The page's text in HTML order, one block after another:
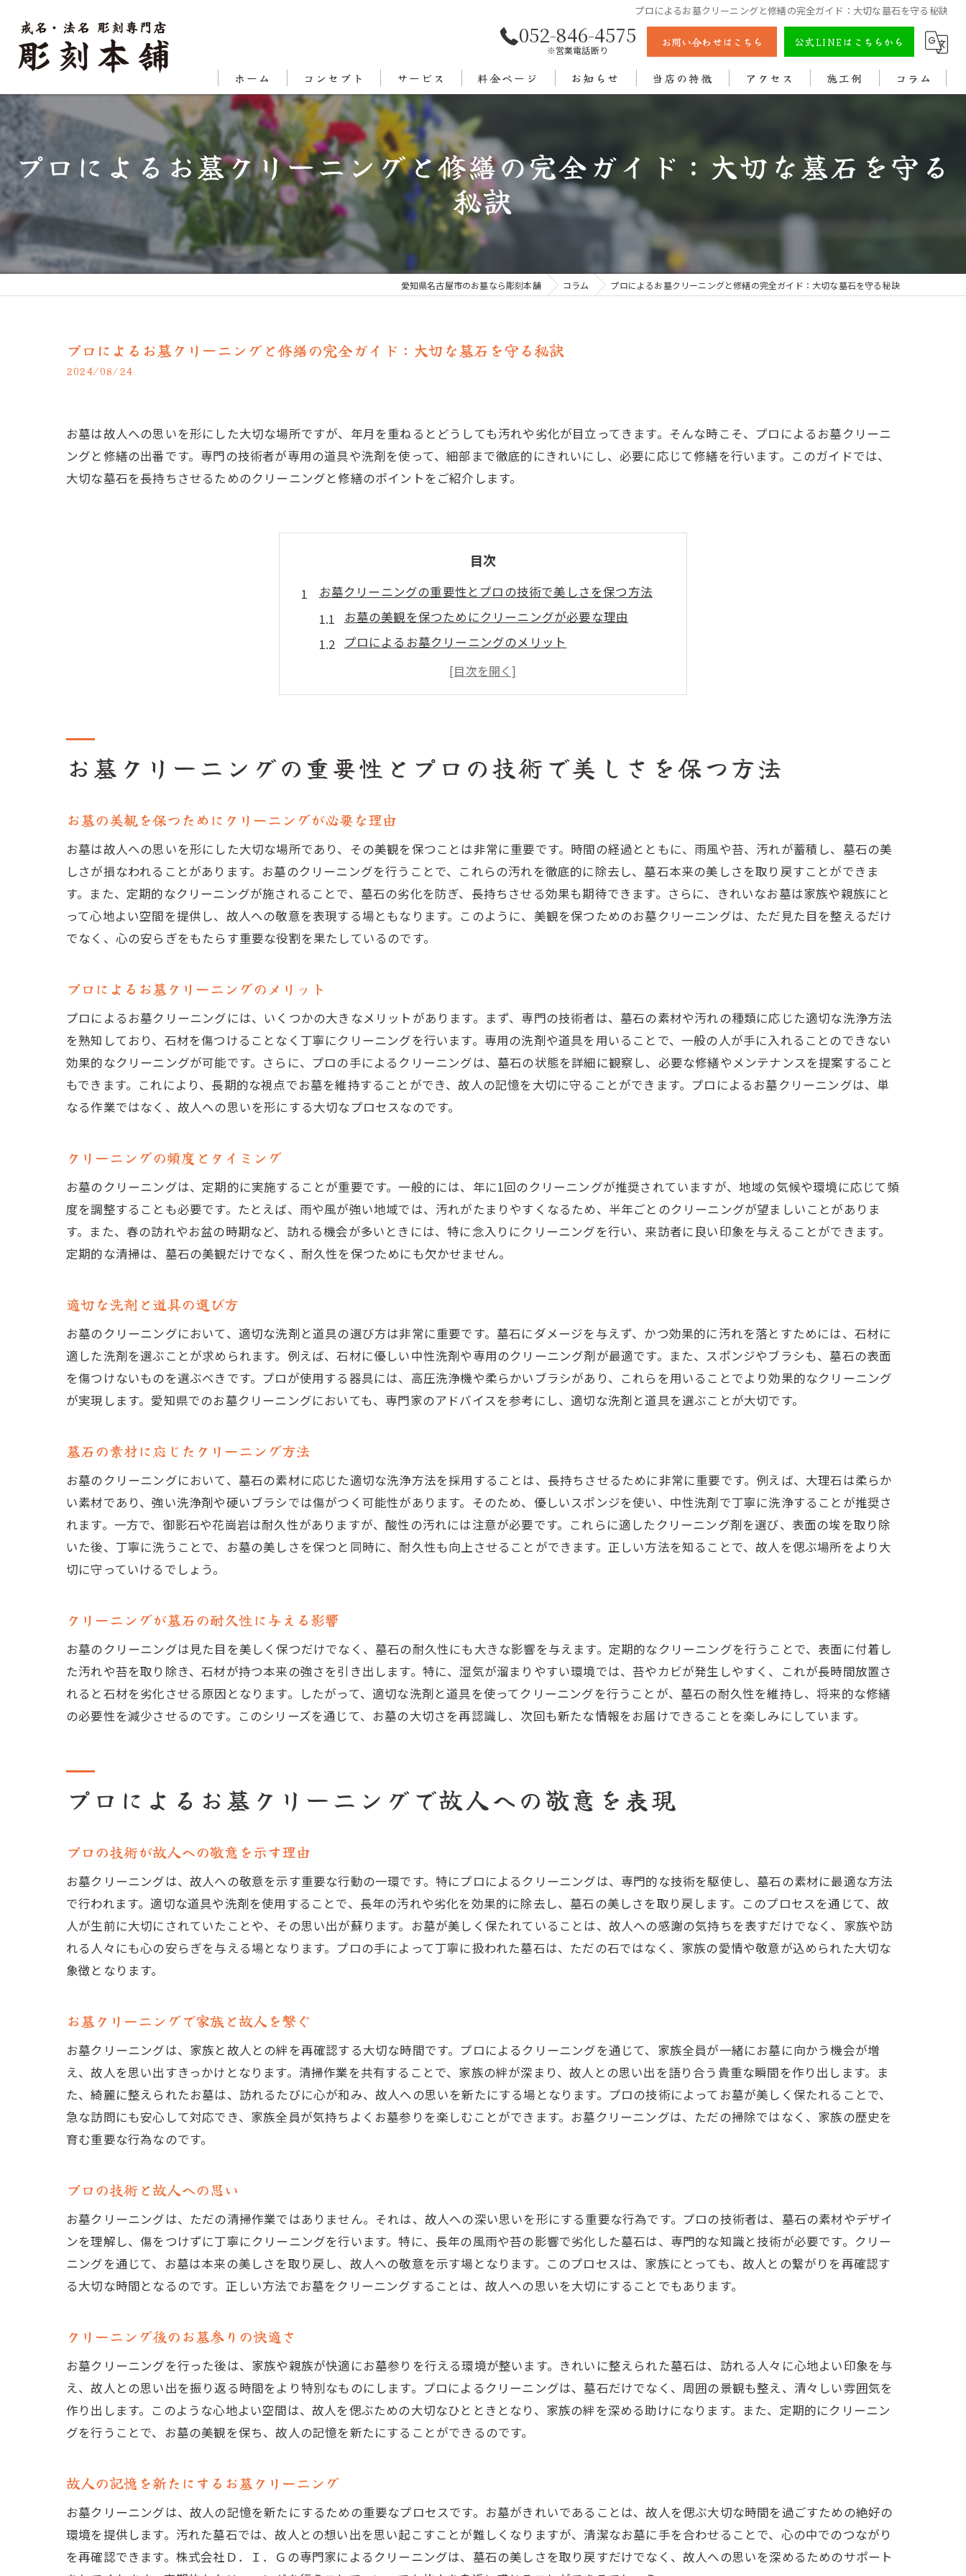
プロによるお墓クリーニングと修繕の完全ガイド：大切な墓石を守る秘訣
052-846-4575
※営業電話断り
お問い合わせはこちら 公式LINEはこちらから
ホーム コンセプト
代表あいさつ
対応エリア
サービス 料金ページ お知らせ 当店の特徴
戒名
色入れ
アクセス 施工例 コラム
プロによるお墓クリーニングと修繕の完全ガイド：大切な墓石を守る
秘訣
愛知県名古屋市のお墓なら彫刻本舗 コラム プロによるお墓クリーニングと修繕の完全ガイド：大切な墓石を守る秘訣
プロによるお墓クリーニングと修繕の完全ガイド：大切な墓石を守る秘訣
2024/08/24
お墓は故人への思いを形にした大切な場所ですが、年月を重ねるとどうしても汚れや劣化が目立ってきます。そんな時こそ、プロによるお墓クリーニ
ングと修繕の出番です。専門の技術者が専用の道具や洗剤を使って、細部まで徹底的にきれいにし、必要に応じて修繕を行います。このガイドでは、
大切な墓石を長持ちさせるためのクリーニングと修繕のポイントをご紹介します。
目次
お墓クリーニングの重要性とプロの技術で美しさを保つ方法
お墓の美観を保つためにクリーニングが必要な理由
プロによるお墓クリーニングのメリット
クリーニングの頻度とタイミング
適切な洗剤と道具の選び方
プロによるお墓クリーニングで故人への敬意を表現
お墓クリーニングで家族と故人を繋ぐ
プロの技術と故人への思い
クリーニング後のお墓参りの快適さ
故人の記憶を新たにするお墓クリーニング
プロの手でお墓が蘇る瞬間
墓石の汚れと劣化を防ぐためのプロのクリーニングテクニック
劣化を防ぐための日常ケア
プロの技術で防ぐ墓石のひび割れ
苔やカビを除去する効果的な方法
クリーニングで防ぐ墓石の色あせ
季節ごとに異なるクリーニングポイント
プロが使うおすすめの道具と洗剤
クリーニング時の注意点
定期的なクリーニングが墓石に与える影響
墓石の素材ごとの適切なケア方法
プロのクリーニングと自己流の違い
お墓クリーニングで墓石の美観を取り戻す
クリーニング前後の違いを実感
お墓クリーニングで得られる満足感
プロの技で蘇る墓石の輝き
季節ごとのお墓クリーニングとプロのメンテナンス
春夏秋冬のクリーニングポイント
季節ごとに異なるお墓のケア方法
プロが行う季節別メンテナンス
秋冬の寒暖差による墓石の保護
プロが推奨する優しい洗剤と道具
石材の種類別ケア方法
プロの技術で守る石材の輝き
石材ケアの長期的なメリット
お墓クリーニングの重要性とプロの技術で美しさを保つ方法
お墓の美観を保つためにクリーニングが必要な理由
お墓は故人への思いを形にした大切な場所であり、その美観を保つことは非常に重要です。時間の経過とともに、雨風や苔、汚れが蓄積し、墓石の美
しさが損なわれることがあります。お墓のクリーニングを行うことで、これらの汚れを徹底的に除去し、墓石本来の美しさを取り戻すことができま
す。また、定期的なクリーニングが施されることで、墓石の劣化を防ぎ、長持ちさせる効果も期待できます。さらに、きれいなお墓は家族や親族にと
って心地よい空間を提供し、故人への敬意を表現する場ともなります。このように、美観を保つためのお墓クリーニングは、ただ見た目を整えるだけ
でなく、心の安らぎをもたらす重要な役割を果たしているのです。
プロによるお墓クリーニングのメリット
プロによるお墓クリーニングには、いくつかの大きなメリットがあります。まず、専門の技術者は、墓石の素材や汚れの種類に応じた適切な洗浄方法
を熟知しており、石材を傷つけることなく丁寧にクリーニングを行います。専用の洗剤や道具を用いることで、一般の人が手に入れることのできない
効果的なクリーニングが可能です。さらに、プロの手によるクリーニングは、墓石の状態を詳細に観察し、必要な修繕やメンテナンスを提案すること
もできます。これにより、長期的な視点でお墓を維持することができ、故人の記憶を大切に守ることができます。プロによるお墓クリーニングは、単
なる作業ではなく、故人への思いを形にする大切なプロセスなのです。
クリーニングの頻度とタイミング
お墓のクリーニングは、定期的に実施することが重要です。一般的には、年に1回のクリーニングが推奨されていますが、地域の気候や環境に応じて頻
度を調整することも必要です。たとえば、雨や風が強い地域では、汚れがたまりやすくなるため、半年ごとのクリーニングが望ましいことがありま
す。また、春の訪れやお盆の時期など、訪れる機会が多いときには、特に念入りにクリーニングを行い、来訪者に良い印象を与えることができます。
定期的な清掃は、墓石の美観だけでなく、耐久性を保つためにも欠かせません。
適切な洗剤と道具の選び方
お墓のクリーニングにおいて、適切な洗剤と道具の選び方は非常に重要です。墓石にダメージを与えず、かつ効果的に汚れを落とすためには、石材に
適した洗剤を選ぶことが求められます。例えば、石材に優しい中性洗剤や専用のクリーニング剤が最適です。また、スポンジやブラシも、墓石の表面
を傷つけないものを選ぶべきです。プロが使用する器具には、高圧洗浄機や柔らかいブラシがあり、これらを用いることでより効果的なクリーニング
が実現します。愛知県でのお墓クリーニングにおいても、専門家のアドバイスを参考にし、適切な洗剤と道具を選ぶことが大切です。
墓石の素材に応じたクリーニング方法
お墓のクリーニングにおいて、墓石の素材に応じた適切な洗浄方法を採用することは、長持ちさせるために非常に重要です。例えば、大理石は柔らか
い素材であり、強い洗浄剤や硬いブラシでは傷がつく可能性があります。そのため、優しいスポンジを使い、中性洗剤で丁寧に洗浄することが推奨さ
れます。一方で、御影石や花崗岩は耐久性がありますが、酸性の汚れには注意が必要です。これらに適したクリーニング剤を選び、表面の埃を取り除
いた後、丁寧に洗うことで、お墓の美しさを保つと同時に、耐久性も向上させることができます。正しい方法を知ることで、故人を偲ぶ場所をより大
切に守っていけるでしょう。
クリーニングが墓石の耐久性に与える影響
お墓のクリーニングは見た目を美しく保つだけでなく、墓石の耐久性にも大きな影響を与えます。定期的なクリーニングを行うことで、表面に付着し
た汚れや苔を取り除き、石材が持つ本来の強さを引き出します。特に、湿気が溜まりやすい環境では、苔やカビが発生しやすく、これが長時間放置さ
れると石材を劣化させる原因となります。したがって、適切な洗剤と道具を使ってクリーニングを行うことが、墓石の耐久性を維持し、将来的な修繕
の必要性を減少させるのです。このシリーズを通じて、お墓の大切さを再認識し、次回も新たな情報をお届けできることを楽しみにしています。
プロによるお墓クリーニングで故人への敬意を表現
プロの技術が故人への敬意を示す理由
お墓クリーニングは、故人への敬意を示す重要な行動の一環です。特にプロによるクリーニングは、専門的な技術を駆使し、墓石の素材に最適な方法
で行われます。適切な道具や洗剤を使用することで、長年の汚れや劣化を効果的に除去し、墓石の美しさを取り戻します。このプロセスを通じて、故
人が生前に大切にされていたことや、その思い出が蘇ります。お墓が美しく保たれていることは、故人への感謝の気持ちを表すだけでなく、家族や訪
れる人々にも心の安らぎを与える場となります。プロの手によって丁寧に扱われた墓石は、ただの石ではなく、家族の愛情や敬意が込められた大切な
象徴となります。
お墓クリーニングで家族と故人を繋ぐ
お墓クリーニングは、家族と故人との絆を再確認する大切な時間です。プロによるクリーニングを通じて、家族全員が一緒にお墓に向かう機会が増
え、故人を思い出すきっかけとなります。清掃作業を共有することで、家族の絆が深まり、故人との思い出を語り合う貴重な瞬間を作り出します。ま
た、綺麗に整えられたお墓は、訪れるたびに心が和み、故人への思いを新たにする場となります。プロの技術によってお墓が美しく保たれることで、
急な訪問にも安心して対応でき、家族全員が気持ちよくお墓参りを楽しむことができます。お墓クリーニングは、ただの掃除ではなく、家族の歴史を
育む重要な行為なのです。
プロの技術と故人への思い
お墓クリーニングは、ただの清掃作業ではありません。それは、故人への深い思いを形にする重要な行為です。プロの技術者は、墓石の素材やデザイ
ンを理解し、傷をつけずに丁寧にクリーニングを行います。特に、長年の風雨や苔の影響で劣化した墓石は、専門的な知識と技術が必要です。クリー
ニングを通じて、お墓は本来の美しさを取り戻し、故人への敬意を示す場となります。このプロセスは、家族にとっても、故人との繋がりを再確認す
る大切な時間となるのです。正しい方法でお墓をクリーニングすることは、故人への思いを大切にすることでもあります。
クリーニング後のお墓参りの快適さ
お墓クリーニングを行った後は、家族や親族が快適にお墓参りを行える環境が整います。きれいに整えられた墓石は、訪れる人々に心地よい印象を与
え、故人との思い出を振り返る時間をより特別なものにします。プロによるクリーニングは、墓石だけでなく、周囲の景観も整え、清々しい雰囲気を
作り出します。このような心地よい空間は、故人を偲ぶための大切なひとときとなり、家族の絆を深める助けになります。また、定期的にクリーニン
グを行うことで、お墓の美観を保ち、故人の記憶を新たにすることができるのです。
故人の記憶を新たにするお墓クリーニング
お墓クリーニングは、故人の記憶を新たにするための重要なプロセスです。お墓がきれいであることは、故人を偲ぶ大切な時間を過ごすための絶好の
環境を提供します。汚れた墓石では、故人との想い出を思い起こすことが難しくなりますが、清潔なお墓に手を合わせることで、心の中でのつながり
を再確認できます。株式会社Ｄ．Ｉ．Ｇの専門家によるクリーニングは、墓石の美しさを取り戻すだけでなく、故人への思いを深めるためのサポート